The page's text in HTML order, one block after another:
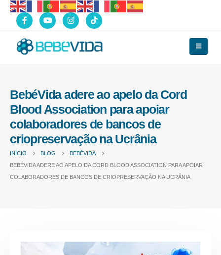
BebéVida adere ao apelo da Cord
Blood Association para apoiar
colaboradores de bancos de
criopreservação na Ucrânia
INÍCIO BLOG
BEBÉVIDA
BEBÉVIDA ADERE AO APELO DA CORD BLOOD ASSOCIATION PARA APOIAR
COLABORADORES DE BANCOS DE CRIOPRESERVAÇÃO NA UCRÂNIA